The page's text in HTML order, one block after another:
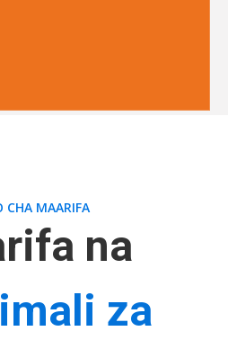
CHA MAARIFA
na
za